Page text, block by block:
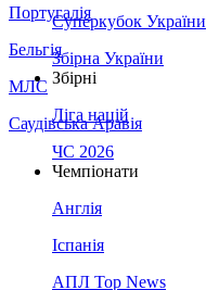
Португалія
Бельгія
МЛС
Саудівська Аравія
Суперкубок України
Збірна України
Збірні
Ліга націй
ЧС 2026
Чемпіонати
Англія
Іспанія
АПЛ Top News